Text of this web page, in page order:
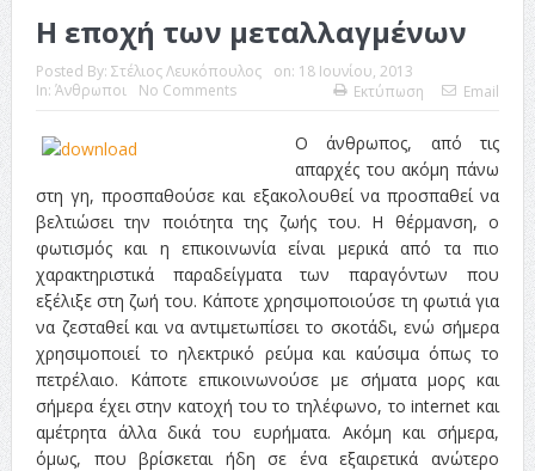
Η εποχή των μεταλλαγμένων
Posted By: Στέλιος Λευκόπουλος on: 18 Ιουνίου, 2013
In: Άνθρωποι No Comments Εκτύπωση Email
Ο άνθρωπος, από τις
απαρχές του ακόμη πάνω
στη γη, προσπαθούσε και εξακολουθεί να προσπαθεί να
βελτιώσει την ποιότητα της ζωής του. Η θέρμανση, ο
φωτισμός και η επικοινωνία είναι μερικά από τα πιο
χαρακτηριστικά παραδείγματα των παραγόντων που
εξέλιξε στη ζωή του. Κάποτε χρησιμοποιούσε τη φωτιά για
να ζεσταθεί και να αντιμετωπίσει το σκοτάδι, ενώ σήμερα
χρησιμοποιεί το ηλεκτρικό ρεύμα και καύσιμα όπως το
πετρέλαιο. Κάποτε επικοινωνούσε με σήματα μορς και
σήμερα έχει στην κατοχή του το τηλέφωνο, το internet και
αμέτρητα άλλα δικά του ευρήματα. Ακόμη και σήμερα,
όμως, που βρίσκεται ήδη σε ένα εξαιρετικά ανώτερο